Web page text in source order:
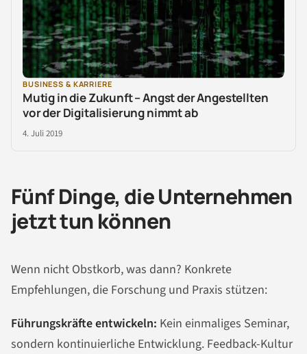
BUSINESS & KARRIERE
Mutig in die Zukunft – Angst der Angestellten
vor der Digitalisierung nimmt ab
4. Juli 2019
Fünf Dinge, die Unternehmen
jetzt tun können
Wenn nicht Obstkorb, was dann? Konkrete
Empfehlungen, die Forschung und Praxis stützen:
Führungskräfte entwickeln: Kein einmaliges Seminar,
sondern kontinuierliche Entwicklung. Feedback-Kultur